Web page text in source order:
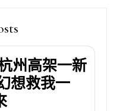
州高架一新
想救我一